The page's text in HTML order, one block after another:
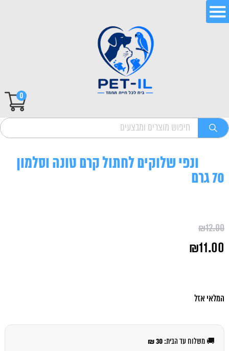
0
ונפי שלוקים לחתול קרם טונה וסלמון
70 גרם
₪12.00
המקורי
₪11.00
₪11.00.
המלאי אזל
🚚 משלוח עד הבית: 30 ₪